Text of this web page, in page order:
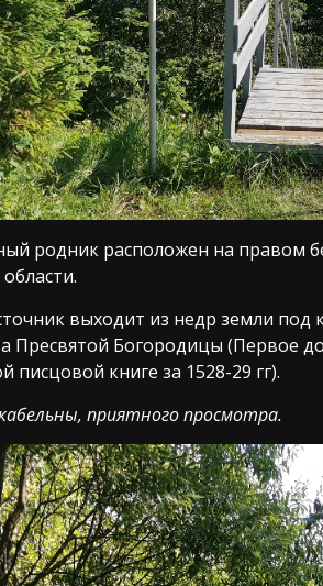
родник расположен на правом
выходит из недр земли
Пресвятой Богородицы (Первое
писцовой книге за 1528-29 гг).
приятного просмотра.